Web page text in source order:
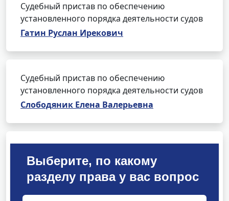
Судебный пристав по обеспечению
установленного порядка деятельности судов
Гатин Руслан Ирекович
Судебный пристав по обеспечению
установленного порядка деятельности судов
Слободяник Елена Валерьевна